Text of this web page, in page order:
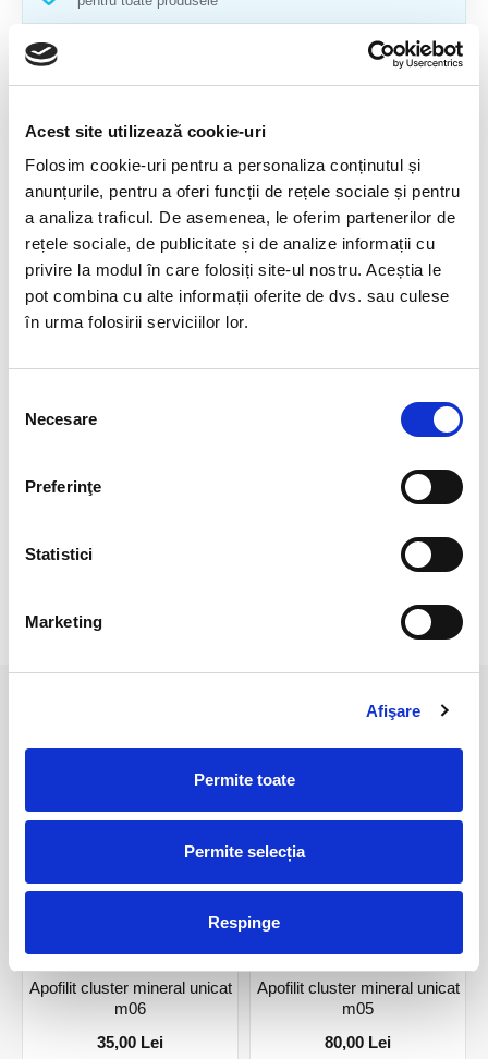
Acest site utilizează cookie-uri
Folosim cookie-uri pentru a personaliza conținutul și
anunțurile, pentru a oferi funcții de rețele sociale și pentru
a analiza traficul. De asemenea, le oferim partenerilor de
rețele sociale, de publicitate și de analize informații cu
privire la modul în care folosiți site-ul nostru. Aceștia le
pot combina cu alte informații oferite de dvs. sau culese
în urma folosirii serviciilor lor.
consimțământului
Necesare
Preferinţe
Statistici
Marketing
Afişare
Permite toate
Permite selecția
Respinge
DESCRIERE PRODUS
Cristal natural 100 %.
Cristal Unicat. Veti primi exact produsul din imagine.
Pozele sunt realizate cu aparat profesionist sub lumina alba.
Culoarea poate diferi usor, in functie de rezolutia
mobilului/tabletei/laptopului dumneavoastra.
Este o piatră a liniștii și a clarității, cu o strălucire naturală ce
energia pozitivă.
RECENZII CLIENTI
PRODUSE ASEMANATOARE
Apofilit cluster mineral unicat
m06
35,00 Lei
Apofilit cluster mineral unicat
m05
80,00 Lei